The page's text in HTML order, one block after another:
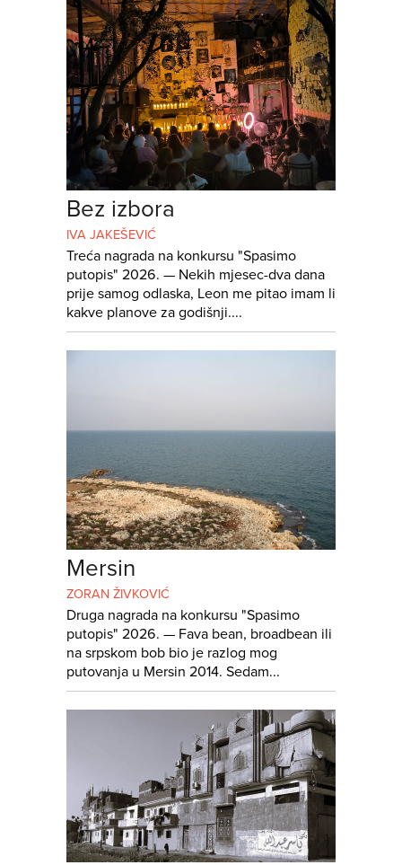
Bez izbora
IVA JAKEŠEVIĆ
Treća nagrada na konkursu "Spasimo
putopis" 2026. — Nekih mjesec-dva dana
prije samog odlaska, Leon me pitao imam li
kakve planove za godišnji....
Mersin
ZORAN ŽIVKOVIĆ
Druga nagrada na konkursu "Spasimo
putopis" 2026. — Fava bean, broadbean ili
na srpskom bob bio je razlog mog
putovanja u Mersin 2014. Sedam...